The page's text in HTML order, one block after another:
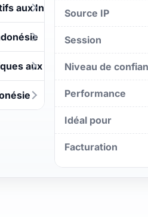
aux Indonésie
aux Indonésie
Source IP
Session
Niveau de
Performance
Idéal pour
Facturation